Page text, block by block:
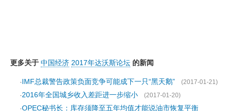
更多关于 中国经济 2017年达沃斯论坛 的新闻
·IMF总裁警告政策负面竞争可能成下一只“黑天鹅”
(2017-01-21)
·2016年全国城乡收入差距进一步缩小
(2017-01-20)
·OPEC秘书长：库存须降至五年均值才能说油市恢复平衡